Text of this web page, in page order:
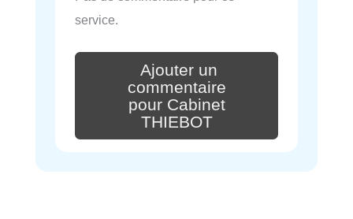
service.
Ajouter un
commentaire
pour Cabinet
THIEBOT